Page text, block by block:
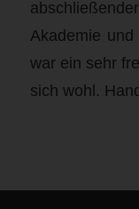
Akademie
war ein sehr
sich wohl.